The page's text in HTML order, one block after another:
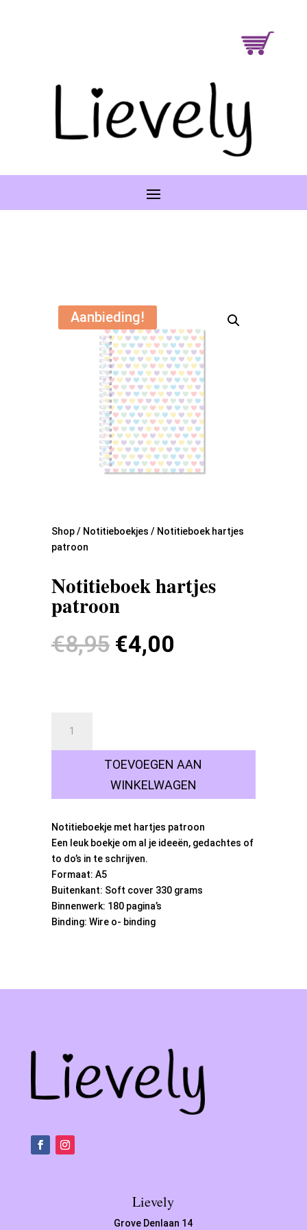
Aanbieding!
Shop/ Notitieboekjes / Notitieboek hartjes
patroon
Notitieboek hartjes
patroon
€8,95 Oorspronkelijke
prijs
€4,00
hartjes
patroon
TOEVOEGEN AAN
WINKELWAGEN
Notitieboekje met hartjes patroon
Een leuk boekje om al je ideeën, gedachtes of
to do’s in te schrijven.
Formaat: A5
Buitenkant: Soft cover 330 grams
Binnenwerk: 180 pagina’s
Binding: Wire o- binding
Lievely
Grove Denlaan 14